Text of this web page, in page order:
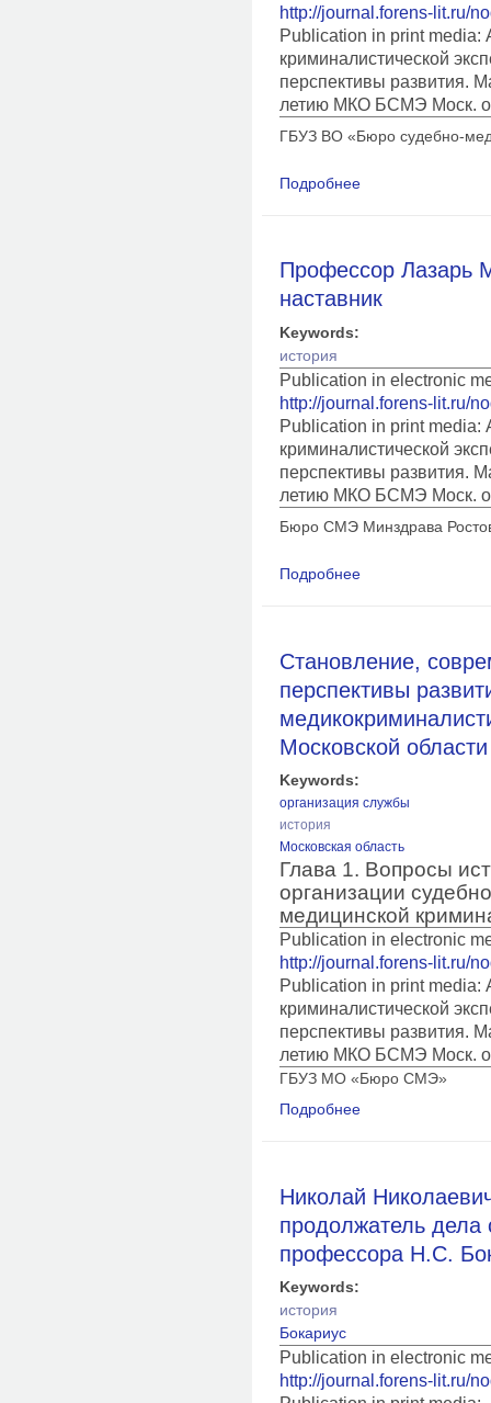
http://journal.forens-lit.ru/
Publication in print media:
криминалистической
перспективы развития.
летию МКО БСМЭ Моск.
ГБУЗ ВО «Бюро судебно-
Подробнее
Профессор Лазарь
наставник
Keywords:
история
Publication in electronic
http://journal.forens-lit.ru/
Publication in print media:
криминалистической
перспективы развития.
летию МКО БСМЭ Моск.
Бюро СМЭ Минздрава
Подробнее
Становление,
перспективы
Московской области
Keywords:
организация службы
история
Московская область
Глава 1. Вопросы
организации
медицинской
Publication in electronic
http://journal.forens-lit.ru/
Publication in print media:
криминалистической
перспективы развития.
летию МКО БСМЭ Моск.
ГБУЗ МО «Бюро СМЭ»
Подробнее
Николай
продолжатель дела
профессора Н.С.
Keywords:
история
Бокариус
Publication in electronic
http://journal.forens-lit.ru/